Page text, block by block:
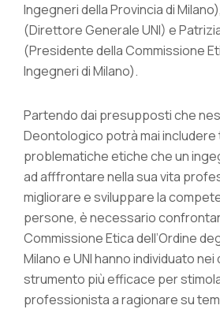
Ingegneri della Provincia di
(Direttore Generale UNI) e
(Presidente della Commissione
Ingegneri di Milano).
Partendo dai presupposti che
Deontologico potrà mai includere
problematiche etiche che un
ad afffrontare nella sua vita
migliorare e sviluppare la
persone, è necessario
Commissione Etica dell’Ordine
Milano e UNI hanno individuato nei
strumento più efficace per
professionista a ragionare su